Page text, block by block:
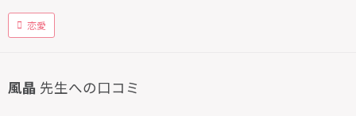
恋愛
風晶 先生への口コミ